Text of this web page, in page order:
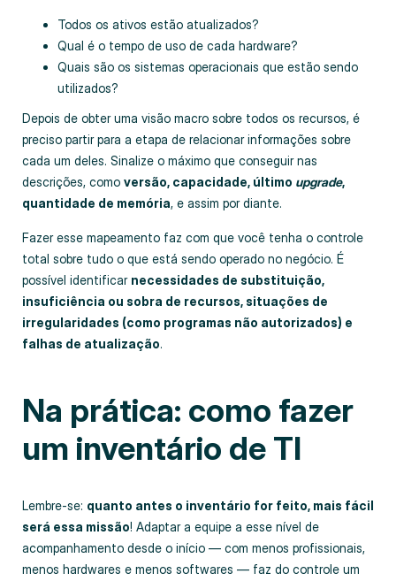
Todos os ativos estão atualizados?
Qual é o tempo de uso de cada hardware?
Quais são os sistemas operacionais que estão sendo
utilizados?
Depois de obter uma visão macro sobre todos os recursos, é
preciso partir para a etapa de relacionar informações sobre
cada um deles. Sinalize o máximo que conseguir nas
descrições, como versão, capacidade, último upgrade,
quantidade de memória, e assim por diante.
Fazer esse mapeamento faz com que você tenha o controle
total sobre tudo o que está sendo operado no negócio. É
possível identificar necessidades de substituição,
insuficiência ou sobra de recursos, situações de
irregularidades (como programas não autorizados) e
falhas de atualização.
Na prática: como fazer
um inventário de TI
Lembre-se: quanto antes o inventário for feito, mais fácil
será essa missão! Adaptar a equipe a esse nível de
acompanhamento desde o início — com menos profissionais,
menos hardwares e menos softwares — faz do controle um